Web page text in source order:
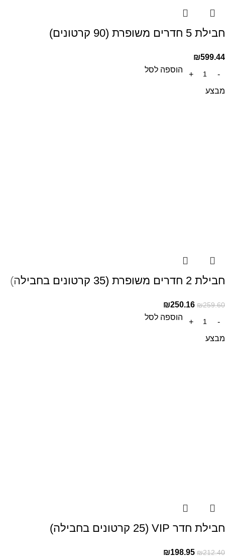
חבילת 5 חדרים משופרת (90 קרטונים)
₪599.44
הוספה לסל
מבצע
חבילת 2 חדרים משופרת (35 קרטונים בחבילה)
₪259.60
₪250.16
הוספה לסל
מבצע
חבילת חדר VIP (25 קרטונים בחבילה)
₪212.40
₪198.95